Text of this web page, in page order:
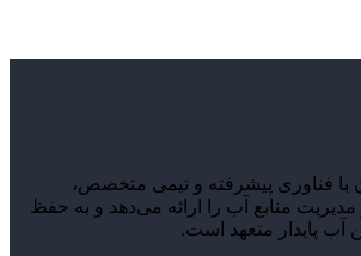
با فناوری پیشرفته و تیمی متخصص،
منابع آب را ارائه می‌دهد و به حفظ
پایدار متعهد است.